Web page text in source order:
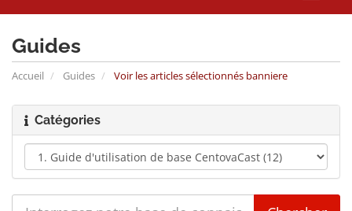
la
Guides
Accueil Guides Voir les articles sélectionnés banniere
Catégories